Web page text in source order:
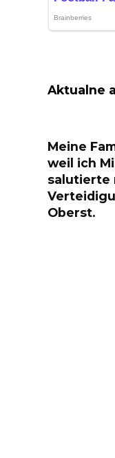
Aktualne
Meine
weil ich
salutierte
Oberst.